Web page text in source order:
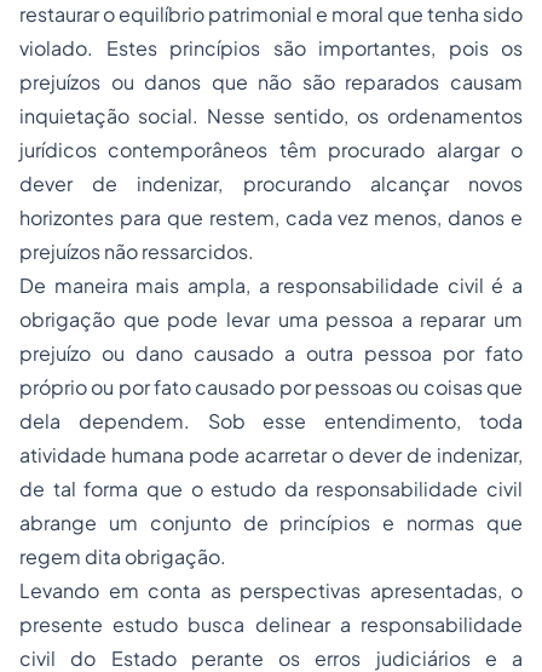
restaurar o equilíbrio patrimonial e moral que tenha sido
violado. Estes princípios são importantes, pois os
prejuízos ou danos que não são reparados causam
inquietação social. Nesse sentido, os ordenamentos
jurídicos contemporâneos têm procurado alargar o
dever de indenizar, procurando alcançar novos
horizontes para que restem, cada vez menos, danos e
prejuízos não ressarcidos.
De maneira mais ampla, a responsabilidade civil é a
obrigação que pode levar uma pessoa a reparar um
prejuízo ou dano causado a outra pessoa por fato
próprio ou por fato causado por pessoas ou coisas que
dela dependem. Sob esse entendimento, toda
atividade humana pode acarretar o dever de indenizar,
de tal forma que o estudo da responsabilidade civil
abrange um conjunto de princípios e normas que
regem dita obrigação.
Levando em conta as perspectivas apresentadas, o
presente estudo busca delinear a responsabilidade
civil do Estado perante os erros judiciários e a